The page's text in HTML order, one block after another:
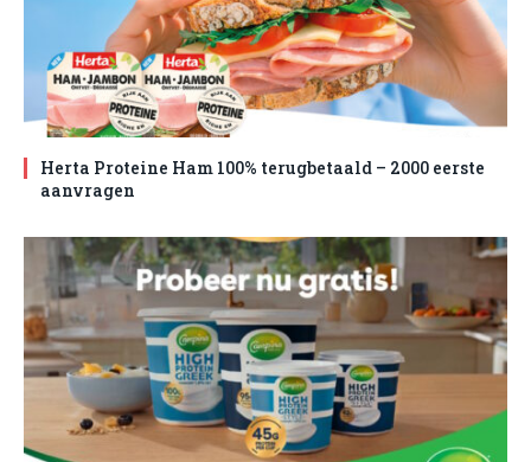
Herta Proteine Ham 100% terugbetaald – 2000 eerste
aanvragen